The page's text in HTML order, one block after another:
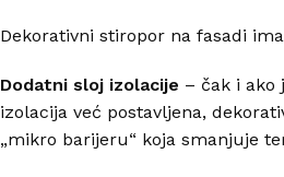
Dekorativni stiropor na fasadi
Dodatni sloj izolacije – čak i ako
izolacija već postavljena,
„mikro barijeru“ koja smanjuje